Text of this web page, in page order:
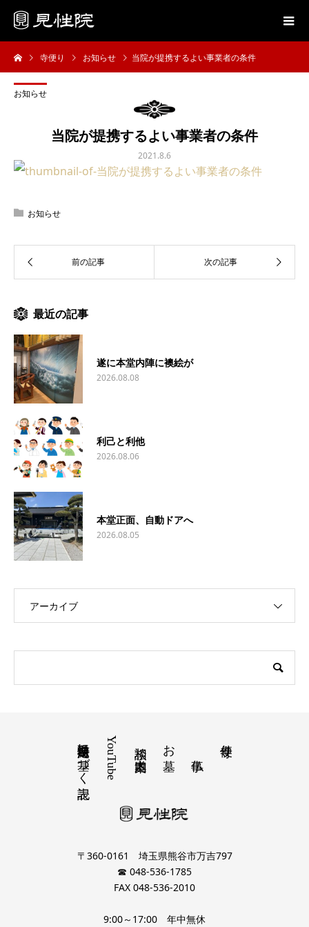
寺便り お知らせ 当院が提携するよい事業者の条件
お知らせ
当院が提携するよい事業者の条件
2021.8.6
お知らせ
最近の記事
遂に本堂内陣に襖絵が
2026.08.08
利己と利他
2026.08.06
本堂正面、自動ドアへ
2026.08.05
アーカイブ
寺便り
お墓
YouTube
特定商取引法に基づく表記
〒360-0161 埼玉県熊谷市万吉797
☎ 048-536-1785
FAX 048-536-2010
9:00～17:00 年中無休